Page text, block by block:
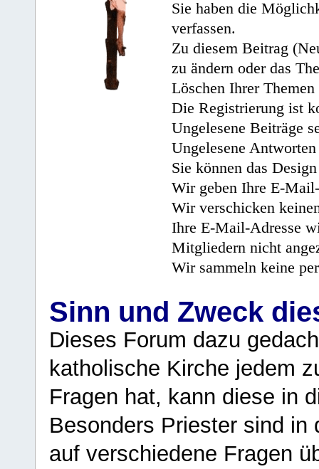
Sie haben die
verfassen.
Zu diesem Beitrag
zu ändern oder das
Löschen Ihrer
Die Registrierung ist
Ungelesene Beiträge
Ungelesene
Sie können das
Wir geben Ihre E-
Wir verschicken
Ihre E-Mail-Adresse
Mitgliedern nicht
Wir sammeln keine
Sinn und Zweck
Dieses Forum dazu
katholische Kirche jedem
Fragen hat, kann diese in
Besonders Priester sind in
auf verschiedene Fragen